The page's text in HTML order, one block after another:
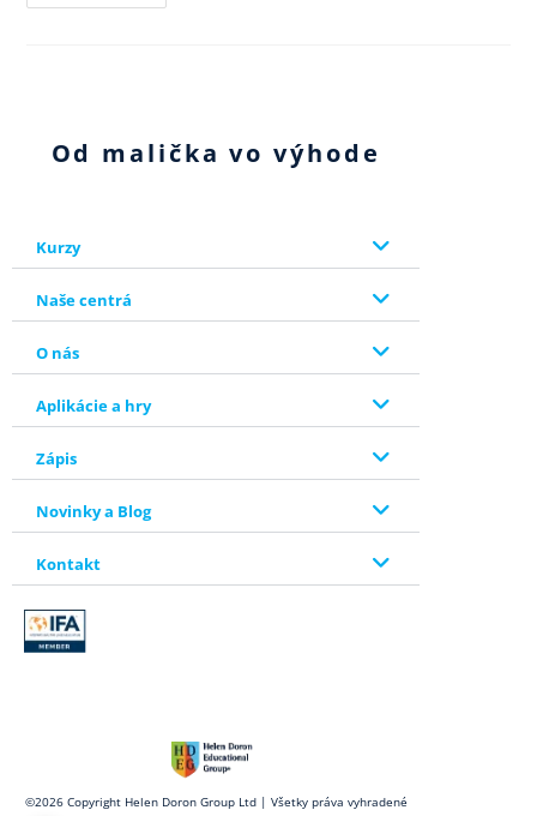
Od malička vo výhode
Kurzy
Naše centrá
O nás
Aplikácie a hry
Zápis
Novinky a Blog
Kontakt
©2026 Copyright Helen Doron Group Ltd | Všetky práva vyhradené